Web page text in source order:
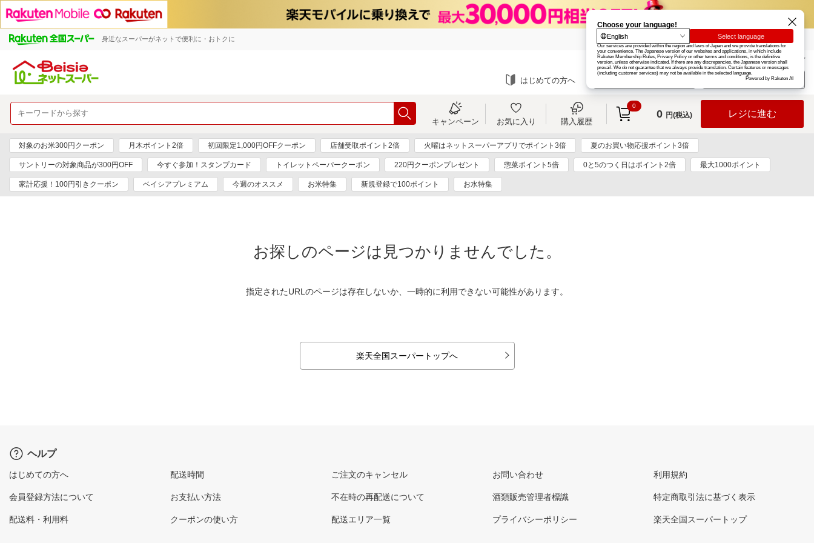
身近なスーパーがネットで便利に・おトクに 楽天グループ カード
お知らせ ヘルプ
はじめての方へ ログイン
キャンペーン お気に入り 購入履歴
0
0 円(税込) レジに進む
対象のお米300円クーポン 月木ポイント2倍 初回限定1,000円OFFクーポン 店舗受取ポイント2倍 火曜はネットスーパーアプリでポイント3倍 夏のお買い物応援ポイント3倍
サントリーの対象商品が300円OFF 今すぐ参加！スタンプカード トイレットペーパークーポン 220円クーポンプレゼント 惣菜ポイント5倍 0と5のつく日はポイント2倍 最大1000ポイント
家計応援！100円引きクーポン ベイシアプレミアム 今週のオススメ お米特集 新規登録で100ポイント お水特集
お探しのページは見つかりませんでした。
指定されたURLのページは存在しないか、一時的に利用できない可能性があります。
楽天全国スーパートップへ
ヘルプ
はじめての方へ
会員登録方法について
配送料・利用料
配送時間
お支払い方法
クーポンの使い方
ご注文のキャンセル
不在時の再配送について
配送エリア一覧
お問い合わせ
酒類販売管理者標識
プライバシーポリシー
利用規約
特定商取引法に基づく表示
楽天全国スーパートップ